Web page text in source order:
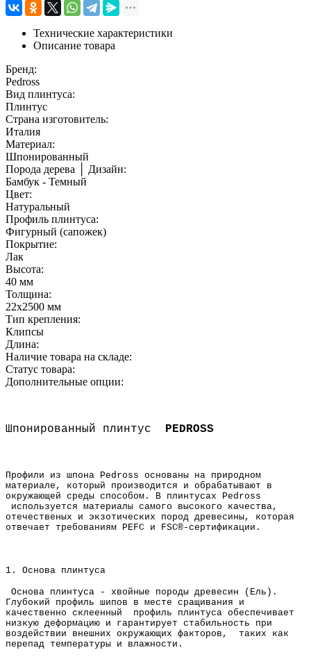
Технические характеристики
Описание товара
Бренд:
Pedross
Вид плинтуса:
Плинтус
Страна изготовитель:
Италия
Материал:
Шпонированный
Порода дерева │ Дизайн:
Бамбук - Темный
Цвет:
Натуральный
Профиль плинтуса:
Фигурный (сапожек)
Покрытие:
Лак
Высота:
40 мм
Толщина:
22х2500 мм
Тип крепления:
Клипсы
Длина:
Наличие товара на складе:
Статус товара:
Дополнительные опции:
Шпонированный плинтус PEDROSS
Профили из шпона Pedross основаны на природном
материале, который производится и обрабатывают в
окружающей среды способом. В плинтусах Pedross
используется материалы самого высокого качества,
отечественых и экзотических пород древесины, которая
отвечает требованиям PEFC и FSC®-сертификации.
1. Основа плинтуса
Основа плинтуса - хвойные породы древесин (Ель).
Глубокий профиль шипов в месте сращивания и
качественно склеенный профиль плинтуса обеспечивает
низкую деформацию и гарантирует стабильность при
воздействии внешних окружающих факторов, таких как
перепад температуры и влажности.